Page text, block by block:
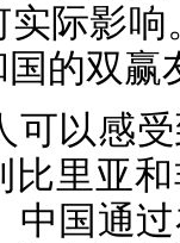
实际影响
的双赢
可以感
比里亚
中国通